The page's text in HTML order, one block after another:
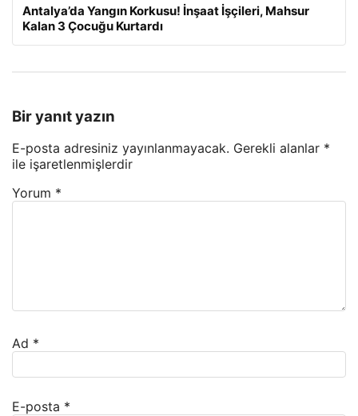
Antalya’da Yangın Korkusu! İnşaat İşçileri, Mahsur
Kalan 3 Çocuğu Kurtardı
Bir yanıt yazın
E-posta adresiniz yayınlanmayacak. Gerekli alanlar *
ile işaretlenmişlerdir
Yorum *
Ad *
E-posta *